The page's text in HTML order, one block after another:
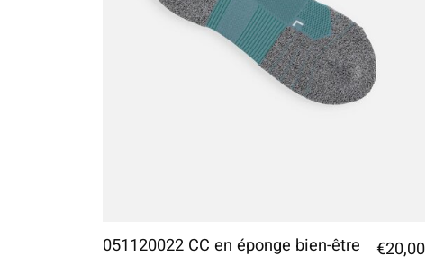
051120022 CC en éponge bien-être €20,00